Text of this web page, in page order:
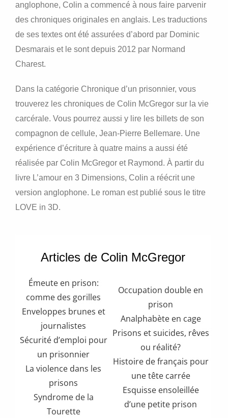
anglophone, Colin a commencé à nous faire parvenir
des chroniques originales en anglais. Les traductions
de ses textes ont été assurées d’abord par Dominic
Desmarais et le sont depuis 2012 par Normand
Charest.
Dans la catégorie Chronique d’un prisonnier, vous
trouverez les chroniques de Colin McGregor sur la vie
carcérale. Vous pourrez aussi y lire les billets de son
compagnon de cellule, Jean-Pierre Bellemare. Une
expérience d’écriture à quatre mains a aussi été
réalisée par Colin McGregor et Raymond. À partir du
livre L’amour en 3 Dimensions, Colin a réécrit une
version anglophone. Le roman est publié sous le titre
LOVE in 3D.
Articles de Colin McGregor
Émeute en prison:
comme des gorilles
Enveloppes brunes et
journalistes
Sécurité d’emploi pour
un prisonnier
La violence dans les
prisons
Syndrome de la
Tourette
Occupation double en
prison
Analphabète en cage
Prisons et suicides, rêves
ou réalité?
Histoire de français pour
une tête carrée
Esquisse ensoleillée
d’une petite prison